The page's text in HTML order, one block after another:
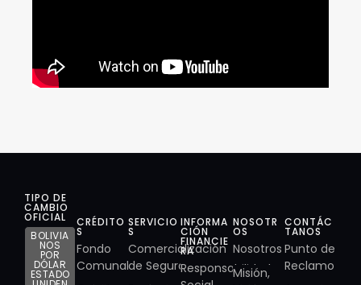
CRÉDITO
S
Fondo
Comunal
SERVICIO
S
Comercialización
de Seguros
INFORMA
CIÓN
FINANCIE
RA
Responsabilidad
NOSOTR
OS
Nosotros
Misión,
CONTÁC
TANOS
Punto de
Reclamo
TIPO DE
CAMBIO
OFICIAL
BOLIVIA
NOS
POR
DÓLAR
ESTADO